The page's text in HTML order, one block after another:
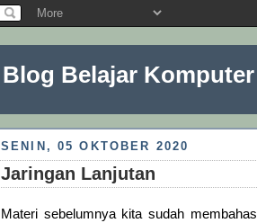
Blog Belajar Komputer
SENIN, 05 OKTOBER 2020
Jaringan Lanjutan
Materi sebelumnya kita sudah